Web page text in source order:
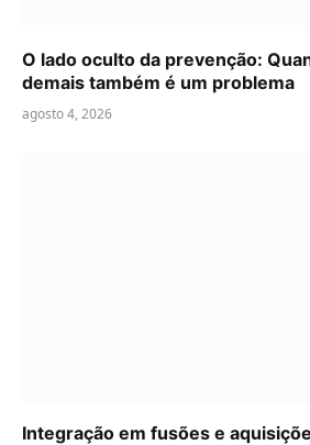
O lado oculto da prevenção:
demais também é um problema
agosto 4, 2026
Integração em fusões e